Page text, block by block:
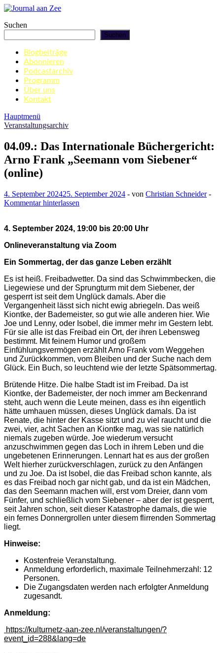
Zum
springen
Journal aan Zee
Suchen
Suchen
Blogbeiträge
Abonnieren
Podcastarchiv
Programm
Über uns
Kontakt
Hauptmenü
Veranstaltungsarchiv
04.09.: Das Internationale Büchergericht:
Arno Frank „Seemann vom Siebener“
(online)
4. September 202425. September 2024 - von Christian Schneider-
Kommentar hinterlassen
4. September 2024, 19:00 bis 20:00 Uhr
Onlineveranstaltung via Zoom
Ein Sommertag, der das ganze Leben erzählt
Es ist heiß. Freibadwetter. Da sind das Schwimmbecken, die
Liegewiese und der Sprungturm mit dem Siebener, der
gesperrt ist seit dem Unglück damals. Aber die
Vergangenheit lässt sich nicht ewig abriegeln. Das weiß
Kiontke, der Bademeister, so gut wie alle anderen hier. Wie
Joe und Lenny, oder Isobel, die immer mehr im Gestern lebt.
Für sie alle ist das Freibad ein Ort, der ihren Lebensweg
bestimmt. Mit feinem Humor und großem
Einfühlungsvermögen erzählt Arno Frank vom Weggehen
und Zurückkommen, vom Bleiben und der Suche nach dem
Glück. Ein Buch, so leuchtend wie der letzte Spätsommertag.
Brütende Hitze. Die halbe Stadt ist im Freibad. Da ist
Kiontke, der Bademeister, der noch immer am Beckenrand
steht, auch wenn die Leute meinen, dass es ihn eigentlich
hätte umhauen müssen, dieses Unglück damals. Da ist
Renate, die hinter der Kasse sitzt und zu viel raucht und die
zwei, vier, acht Sachen an Kiontke mag, was sie natürlich
niemals zugeben würde. Joe wiederum versucht
anzuschwimmen gegen das Loch in ihrem Leben und die
ungebetenen Erinnerungen. Lennart hat es aus der großen
Welt hierher zurückverschlagen, zurück zu den Anfängen
und zu Joe. Da ist Isobel, die das Freibad schon kannte, als
es das Freibad noch gar nicht gab, und da ist ein Mädchen,
das den Seemann machen will, erst vom Dreier, dann vom
Fünfer, und schließlich vom Siebener – aber der ist gesperrt,
seit Jahren schon, seit dieser Katastrophe damals, die wie
ein fernes Donnergrollen unter diesem flirrenden Sommertag
liegt.
Hinweise:
Kostenfreie Veranstaltung.
Anmeldung erforderlich, maximale Teilnehmerzahl: 12
Personen.
Die Zugangsdaten werden nach erfolgter Anmeldung
zugesandt.
Anmeldung:
https://kulturnetz-aan-zee.nl/veranstaltungen/?
event_id=288&lang=de